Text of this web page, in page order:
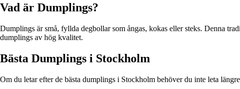
Vad är Dumplings?
Dumplings är små, fyllda degbollar som ångas, kokas eller steks. Denna
dumplings av hög kvalitet.
Bästa Dumplings i Stockholm
Om du letar efter de bästa dumplings i Stockholm behöver du inte leta